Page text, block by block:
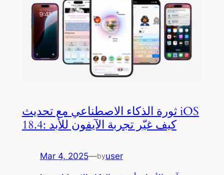
ثورة الذكاء الاصطناعي مع تحديث iOS
18.4: كيف غيّر تجربة الآيفون للأبد
Mar 4, 2025—byuser